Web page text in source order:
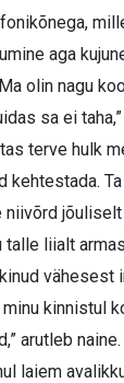
aga
olin nagu
sa ei
terve hulk
kehtestada.
jõuliselt
talle liialt
vähesest
kinnistul
arutleb
laiem